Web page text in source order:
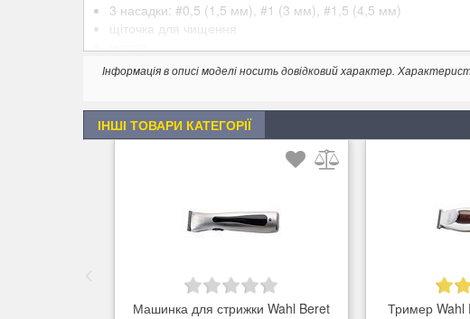
3 насадки: #0,5 (1,5 мм), #1 (3 мм), #1,5 (4,5 мм)
щіточка для чищення
масло
захисна насадка для ножового блоку
Інформація в описі моделі носить довідковий характер.
ІНШІ ТОВАРИ КАТЕГОРІЇ
Машинка для стрижки Wahl Beret
Тример Wahl